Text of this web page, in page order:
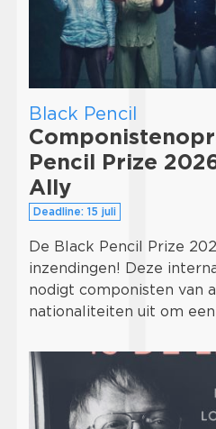
Black Pencil
Pencil Prize
Ally
Deadline: 15 juli
De Black Pencil Prize
inzendingen! Deze
nodigt componisten van
nationaliteiten uit om